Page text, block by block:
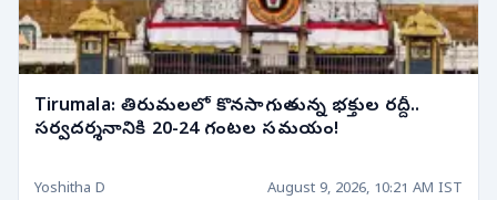
Tirumala: తిరుమలలో కొనసాగుతున్న భక్తుల రద్దీ..
సర్వదర్శనానికి 20-24 గంటల సమయం!
Yoshitha D August 9, 2026, 10:21 AM IST